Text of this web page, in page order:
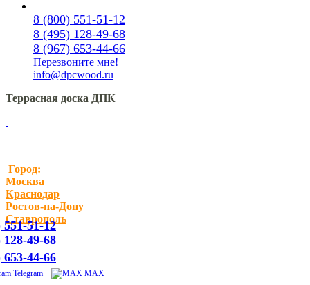
8 (800) 551-51-12
8 (495) 128-49-68
8 (967) 653-44-66
Перезвоните мне!
info@dpcwood.ru
Террасная доска ДПК
Город:
Москва
Краснодар
Ростов-на-Дону
Ставрополь
551-51-12
128-49-68
653-44-66
Telegram MAX